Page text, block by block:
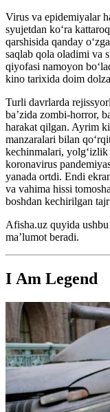
Virus va epidemiyalar
syujetdan ko‘ra
qarshisida qanday
saqlab qola oladimi va
qiyofasi namoyon
kino tarixida doim
Turli davrlarda
ba’zida zombi-horror,
harakat qilgan. Ayrim
manzaralari bilan
kechinmalari,
koronavirus
yanada ortdi. Endi
va vahima hissi
boshdan kechirilgan
Afisha.uz quyida
ma’lumot beradi.
I Am Legend